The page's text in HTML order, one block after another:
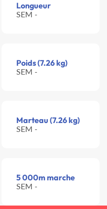
Longueur
SEM -
Poids (7.26 kg)
SEM -
Marteau (7.26 kg)
SEM -
5 000m marche
SEM -